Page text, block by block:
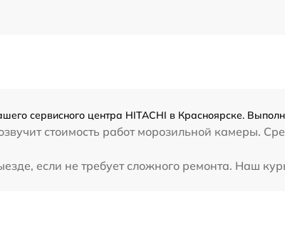
сервисного центра HITACHI в Красноярске.
стоимость работ морозильной камеры.
если не требует сложного ремонта. Наш